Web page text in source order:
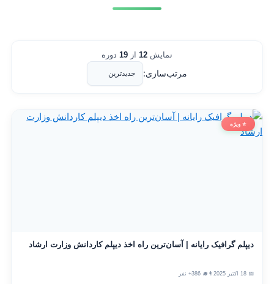
نمایش12 از 19 دوره
مرتب‌سازی:
⭐ ویژه
دیپلم گرافیک رایانه | آسان‌ترین راه اخذ دیپلم کاردانش وزارت ارشاد
👨‍🎓 386+ نفر